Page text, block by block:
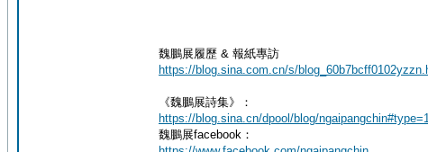
魏鵬展履歷 & 報紙專訪
https://blog.sina.com.cn/s/
《魏鵬展詩集》：
https://blog.sina.cn/dpool/blog/
魏鵬展facebook：